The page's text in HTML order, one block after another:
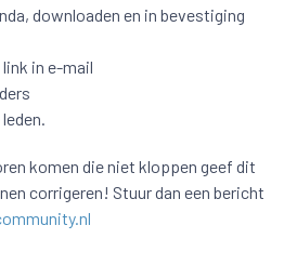
downloaden en in bevestiging
in e-mail
komen die niet kloppen geef dit
corrigeren! Stuur dan een bericht